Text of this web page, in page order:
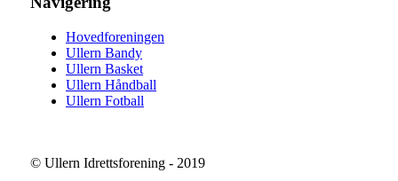
Hovedforeningen
Ullern Bandy
Ullern Basket
Ullern Håndball
Ullern Fotball
© Ullern Idrettsforening - 2019